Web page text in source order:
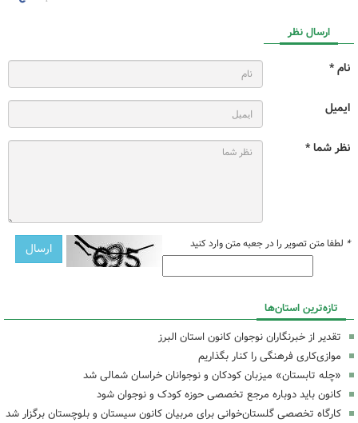
ارسال نظر
نام *
ایمیل
نظر شما *
* لطفا متن تصویر را در جعبه متن وارد کنید
تازه‌ترین استان‌ها
تقدیر از خبرنگاران نوجوان کانون استان البرز
موازی‌کاری فرهنگی را کنار بگذاریم
«چله تابستان» میزبان کودکان و نوجوانان خراسان شمالی شد
کانون باید دوباره مرجع تخصصی حوزه کودک و نوجوان شود
کارگاه تخصصی گلستان‌خوانی برای مربیان کانون سیستان و بلوچستان برگزار شد